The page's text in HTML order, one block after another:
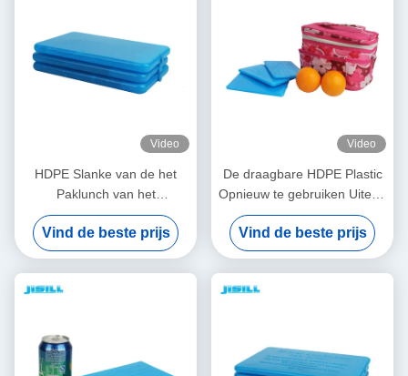
Video
HDPE Slanke van de het
Paklunch van het
Voedselnorm Vlakke Uiterst
dunne Ijs de Dooskoude
compressen 180ml
Vind de beste prijs
Video
De draagbare HDPE Plastic
Opnieuw te gebruiken Uiterst
dunne Koelere Koude
compressen van het Ijspak
voor Koelere Zakken
Vind de beste prijs